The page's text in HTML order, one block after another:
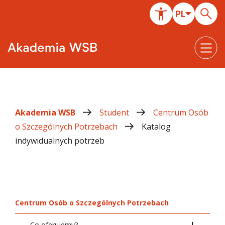
Akademia WSB Student
Centrum Osób
o Szczególnych Potrzebach
Katalog
indywidualnych potrzeb
Centrum Osób o Szczególnych Potrzebach